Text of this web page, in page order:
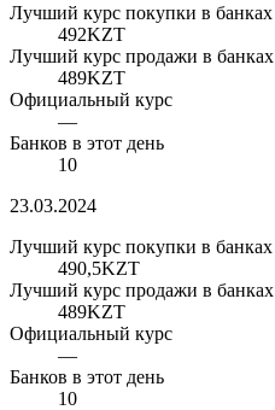
Лучший курс покупки в банках
492KZT
Лучший курс продажи в банках
489KZT
Официальный курс
—
Банков в этот день
10
23.03.2024
Лучший курс покупки в банках
490,5KZT
Лучший курс продажи в банках
489KZT
Официальный курс
—
Банков в этот день
10